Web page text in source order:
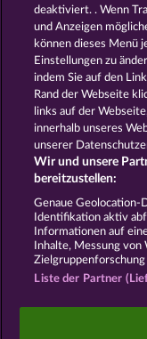
THE BLACK BOOK
AGB
Social Casino
deaktiviert. . Wenn
und Anzeigen
können dieses Menü
Einstellungen zu
indem Sie auf den
Rand der Webseite
links auf der
innerhalb unseres
unserer
Wir und unsere
bereitzustellen:
Genaue Geolocation-
Identifikation aktiv
Informationen auf
Inhalte, Messung
Liste der Partner